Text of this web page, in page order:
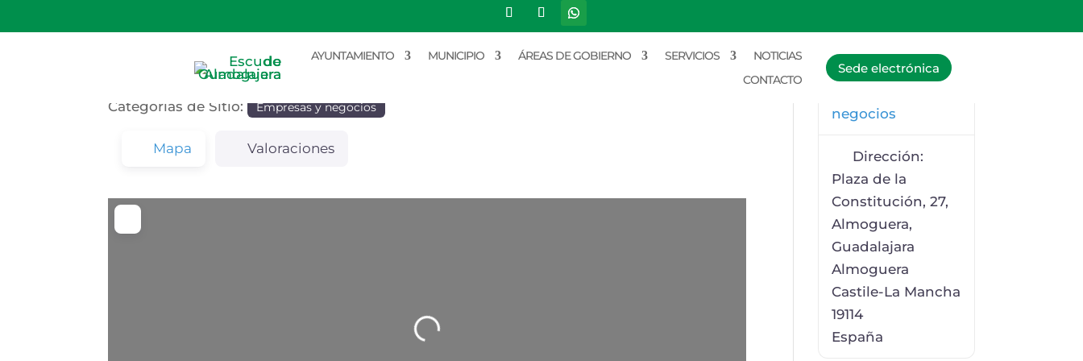
AYUNTAMIENTO MUNICIPIO ÁREAS DE GOBIERNO SERVICIOS
NOTICIAS
CONTACTO
Sede electrónica
Eurocaja Rural
Categorías de Sitio: Empresas y negocios
Mapa Valoraciones
Cargando…
Categoría:
negocios
Dirección:
Plaza de la
Constitución, 27,
Almoguera,
Guadalajara
Almoguera
Castile-La Mancha
19114
España